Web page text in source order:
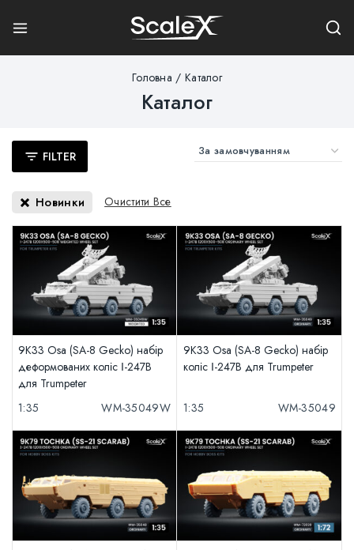
Головна / Каталог
Каталог
FILTER
Новинки Очистити Все
9K33 Osa (SA-8 Gecko) набір
деформованих коліс І-247B
для Trumpeter
1:35
WM-35049W
9K33 Osa (SA-8 Gecko) набір
коліс І-247B для Trumpeter
1:35 WM-35049